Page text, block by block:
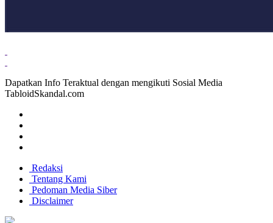
Dapatkan Info Teraktual dengan mengikuti Sosial Media
TabloidSkandal.com
Redaksi
Tentang Kami
Pedoman Media Siber
Disclaimer